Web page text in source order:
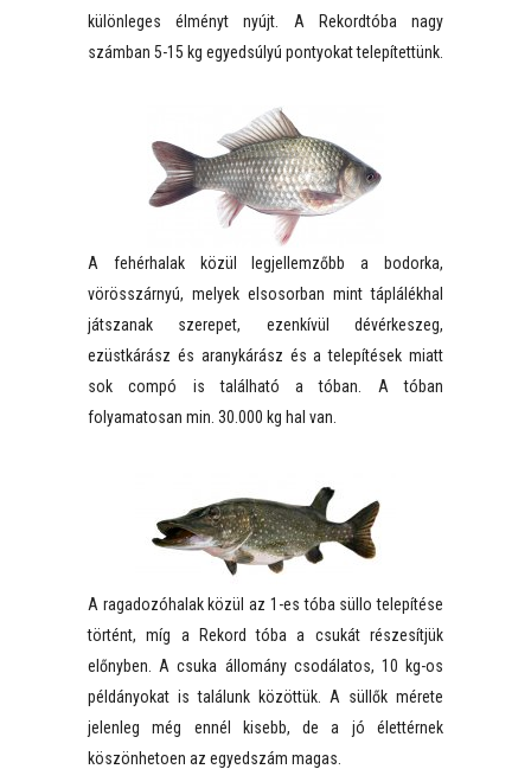
különleges élményt nyújt. A Rekordtóba nagy
számban 5-15 kg egyedsúlyú pontyokat telepítettünk.
A fehérhalak közül legjellemzőbb a bodorka,
vörösszárnyú, melyek elsosorban mint táplálékhal
játszanak szerepet, ezenkívül dévérkeszeg,
ezüstkárász és aranykárász és a telepítések miatt
sok compó is található a tóban. A tóban
folyamatosan min. 30.000 kg hal van.
A ragadozóhalak közül az 1-es tóba süllo telepítése
történt, míg a Rekord tóba a csukát részesítjük
előnyben. A csuka állomány csodálatos, 10 kg-os
példányokat is találunk közöttük. A süllők mérete
jelenleg még ennél kisebb, de a jó élettérnek
köszönhetoen az egyedszám magas.